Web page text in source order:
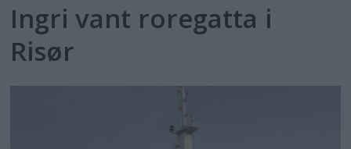
Ingri vant roregatta i
Risør